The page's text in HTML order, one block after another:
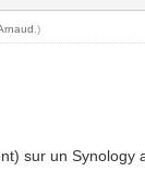
.)
sur un Synology